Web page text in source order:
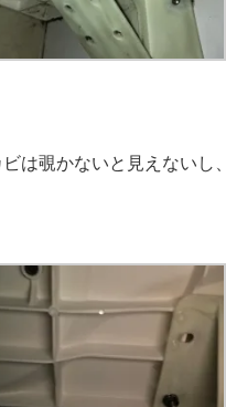
は覗かないと見えないし